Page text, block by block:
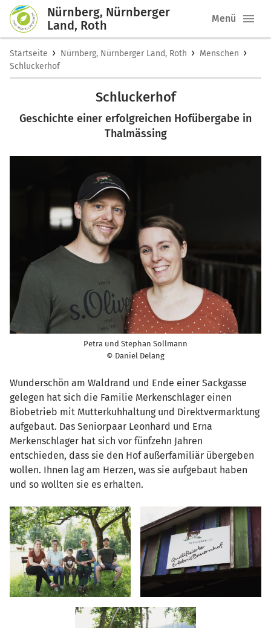
Nürnberg, Nürnberger
Land, Roth
Menü
Startseite › Nürnberg, Nürnberger Land, Roth › Menschen ›
Schluckerhof
Schluckerhof
Geschichte einer erfolgreichen Hofübergabe in
Thalmässing
Petra und Stephan Sollmann
© Daniel Delang
Wunderschön am Waldrand und Ende einer Sackgasse
gelegen hat sich die Familie Merkenschlager einen
Biobetrieb mit Mutterkuhhaltung und Direktvermarktung
aufgebaut. Das Seniorpaar Leonhard und Erna
Merkenschlager hat sich vor fünfzehn Jahren
entschieden, dass sie den Hof außerfamiliär übergeben
wollen. Ihnen lag am Herzen, was sie aufgebaut haben
und so wollten sie es erhalten.